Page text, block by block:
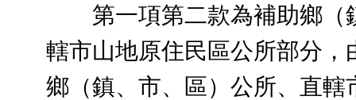
第一項第二款為補助鄉（
轄市山地原住民區公所部分，
鄉（鎮、市、區）公所、直轄